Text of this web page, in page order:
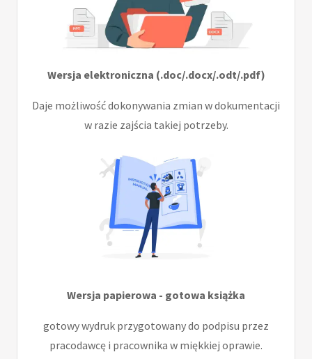
Wersja elektroniczna (.doc/.docx/.odt/.pdf)
Daje możliwość dokonywania zmian w dokumentacji
w razie zajścia takiej potrzeby.
Wersja papierowa - gotowa książka
gotowy wydruk przygotowany do podpisu przez
pracodawcę i pracownika w miękkiej oprawie.